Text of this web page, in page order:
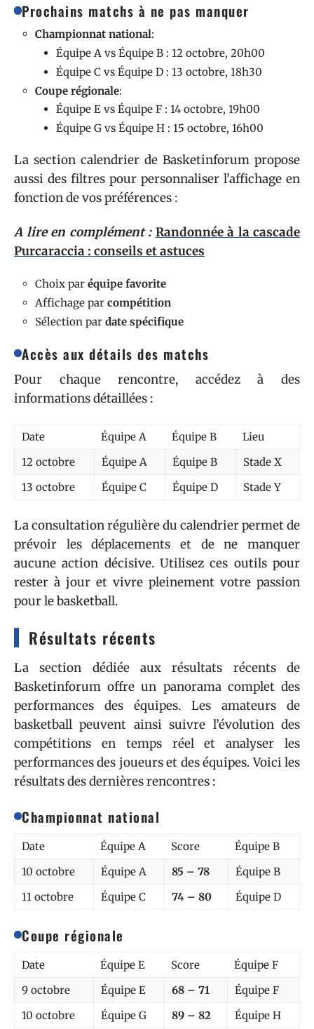
Prochains matchs à ne pas manquer
Championnat national:
Équipe A vs Équipe B : 12 octobre, 20h00
Équipe C vs Équipe D : 13 octobre, 18h30
Coupe régionale:
Équipe E vs Équipe F : 14 octobre, 19h00
Équipe G vs Équipe H : 15 octobre, 16h00
La section calendrier de Basketinforum propose
aussi des filtres pour personnaliser l’affichage en
fonction de vos préférences :
A lire en complément : Randonnée à la cascade
Purcaraccia : conseils et astuces
Choix par équipe favorite
Affichage par compétition
Sélection par date spécifique
Accès aux détails des matchs
Pour chaque rencontre, accédez à des
informations détaillées :
Date Équipe A Équipe B
Lieu
12 octobre
Équipe A Équipe B
Stade X
13 octobre
Équipe C Équipe D Stade Y
La consultation régulière du calendrier permet de
prévoir les déplacements et de ne manquer
aucune action décisive. Utilisez ces outils pour
rester à jour et vivre pleinement votre passion
pour le basketball.
Résultats récents
La section dédiée aux résultats récents de
Basketinforum offre un panorama complet des
performances des équipes. Les amateurs de
basketball peuvent ainsi suivre l’évolution des
compétitions en temps réel et analyser les
performances des joueurs et des équipes. Voici les
résultats des dernières rencontres :
Championnat national
Date Équipe A Score
Équipe B
10 octobre
Équipe A 85 – 78
Équipe B
11 octobre
Équipe C 74 – 80 Équipe D
Coupe régionale
Date Équipe E Score
Équipe F
9 octobre
Équipe E 68 – 71
Équipe F
10 octobre
Équipe G 89 – 82 Équipe H